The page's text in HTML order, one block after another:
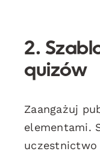
2.
quizów
Zaangażuj
elementami.
uczestnictwo